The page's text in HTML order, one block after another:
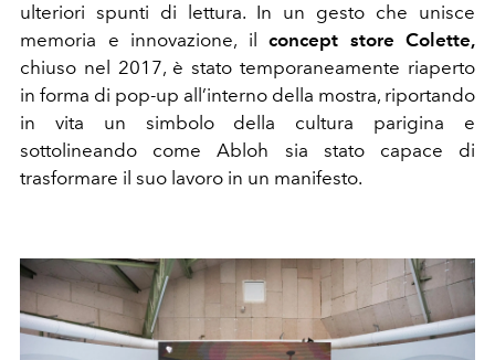
ulteriori spunti di lettura. In un gesto che unisce
memoria e innovazione, il concept store Colette,
chiuso nel 2017, è stato temporaneamente riaperto
in forma di pop-up all’interno della mostra, riportando
in vita un simbolo della cultura parigina e
sottolineando come Abloh sia stato capace di
trasformare il suo lavoro in un manifesto.